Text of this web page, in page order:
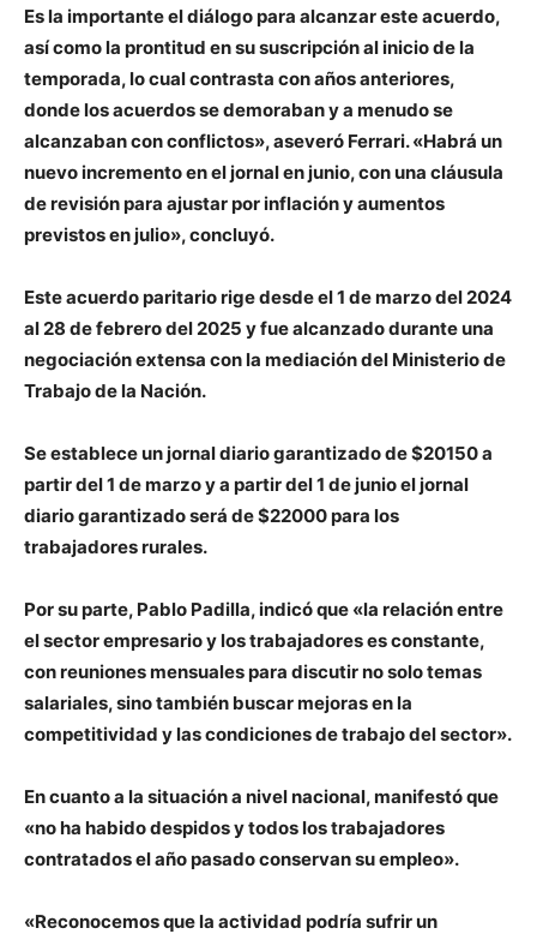
Es la importante el diálogo para alcanzar este acuerdo,
así como la prontitud en su suscripción al inicio de la
temporada, lo cual contrasta con años anteriores,
donde los acuerdos se demoraban y a menudo se
alcanzaban con conflictos», aseveró Ferrari. «Habrá un
nuevo incremento en el jornal en junio, con una cláusula
de revisión para ajustar por inflación y aumentos
previstos en julio», concluyó.
Este acuerdo paritario rige desde el 1 de marzo del 2024
al 28 de febrero del 2025 y fue alcanzado durante una
negociación extensa con la mediación del Ministerio de
Trabajo de la Nación.
Se establece un jornal diario garantizado de $20150 a
partir del 1 de marzo y a partir del 1 de junio el jornal
diario garantizado será de $22000 para los
trabajadores rurales.
Por su parte, Pablo Padilla, indicó que «la relación entre
el sector empresario y los trabajadores es constante,
con reuniones mensuales para discutir no solo temas
salariales, sino también buscar mejoras en la
competitividad y las condiciones de trabajo del sector».
En cuanto a la situación a nivel nacional, manifestó que
«no ha habido despidos y todos los trabajadores
contratados el año pasado conservan su empleo».
«Reconocemos que la actividad podría sufrir un